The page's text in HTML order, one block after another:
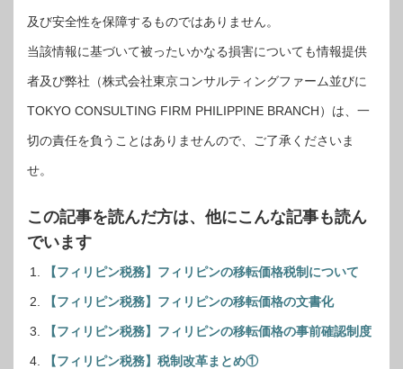
及び安全性を保障するものではありません。
当該情報に基づいて被ったいかなる損害についても情報提供
者及び弊社（株式会社東京コンサルティングファーム並びに
TOKYO CONSULTING FIRM PHILIPPINE BRANCH）は、一
切の責任を負うことはありませんので、ご了承くださいま
せ。
この記事を読んだ方は、他にこんな記事も読ん
でいます
【フィリピン税務】フィリピンの移転価格税制について
【フィリピン税務】フィリピンの移転価格の文書化
【フィリピン税務】フィリピンの移転価格の事前確認制度
【フィリピン税務】税制改革まとめ①